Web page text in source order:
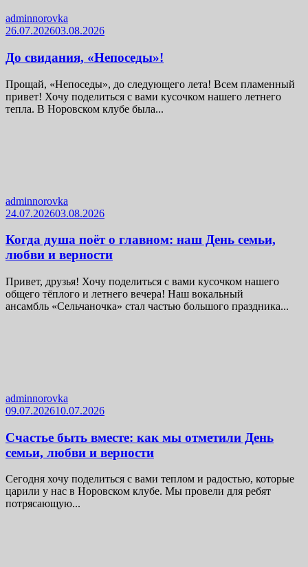
adminnorovka
26.07.202603.08.2026
До свидания, «Непоседы»!
Прощай, «Непоседы», до следующего лета! Всем пламенный
привет! Хочу поделиться с вами кусочком нашего летнего
тепла. В Норовском клубе была...
adminnorovka
24.07.202603.08.2026
Когда душа поёт о главном: наш День семьи,
любви и верности
Привет, друзья! Хочу поделиться с вами кусочком нашего
общего тёплого и летнего вечера! Наш вокальный
ансамбль «Сельчаночка» стал частью большого праздника...
adminnorovka
09.07.202610.07.2026
Счастье быть вместе: как мы отметили День
семьи, любви и верности
Сегодня хочу поделиться с вами теплом и радостью, которые
царили у нас в Норовском клубе. Мы провели для ребят
потрясающую...